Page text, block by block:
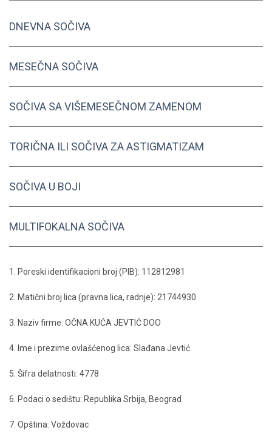
DNEVNA SOČIVA
MESEČNA SOČIVA
SOČIVA SA VIŠEMESEČNOM ZAMENOM
TORIČNA ILI SOČIVA ZA ASTIGMATIZAM
SOČIVA U BOJI
MULTIFOKALNA SOČIVA
1. Poreski identifikacioni broj (PIB): 112812981
2. Matični broj lica (pravna lica, radnje): 21744930
3. Naziv firme: OČNA KUĆA JEVTIĆ DOO
4. Ime i prezime ovlašćenog lica: Slađana Jevtić
5. Šifra delatnosti: 4778
6. Podaci o sedištu: Republika Srbija, Beograd
7. Opština: Voždovac